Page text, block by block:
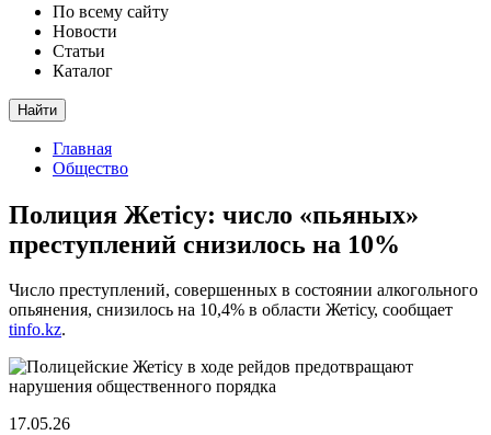
По всему сайту
Новости
Статьи
Каталог
Найти
Главная
Общество
Полиция Жетісу: число «пьяных»
преступлений снизилось на 10%
Число преступлений, совершенных в состоянии алкогольного
опьянения, снизилось на 10,4% в области Жетісу, сообщает
tinfo.kz.
17.05.26